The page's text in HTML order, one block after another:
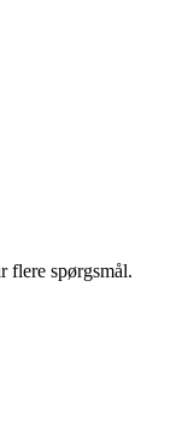
flere spørgsmål.